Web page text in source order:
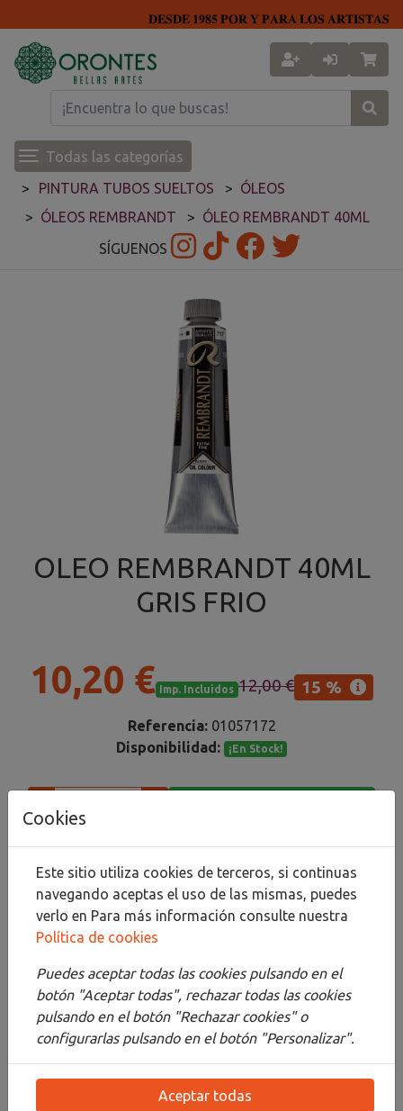
𝐃𝐄𝐒𝐃𝐄 𝟏𝟗𝟖𝟓 𝐏𝐎𝐑 𝐘 𝐏𝐀𝐑𝐀 𝐋𝐎𝐒 𝐀𝐑𝐓𝐈𝐒𝐓𝐀𝐒
Todas las categorías
PINTURA TUBOS SUELTOS
ÓLEOS
ÓLEOS REMBRANDT
ÓLEO REMBRANDT 40ML
SÍGUENOS
OLEO REMBRANDT 40ML
GRIS FRIO
10,20 € Imp. Incluidos 12,00 € 15 %
Referencia: 01057172
Disponibilidad:
¡En Stock!
Compartir
Descripción
Detalles
Adjuntos
Opiniones
¡Este producto no tiene descripción!
Cookies
Este sitio utiliza cookies de terceros, si continuas
navegando aceptas el uso de las mismas, puedes
verlo en Para más información consulte nuestra
Política de cookies
Puedes aceptar todas las cookies pulsando en el
botón "Aceptar todas", rechazar todas las cookies
pulsando en el botón "Rechazar cookies" o
configurarlas pulsando en el botón "Personalizar".
Aceptar todas